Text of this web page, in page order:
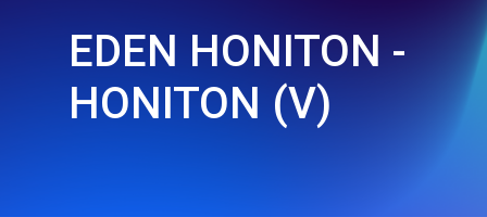
EDEN HONITON -
HONITON (V)